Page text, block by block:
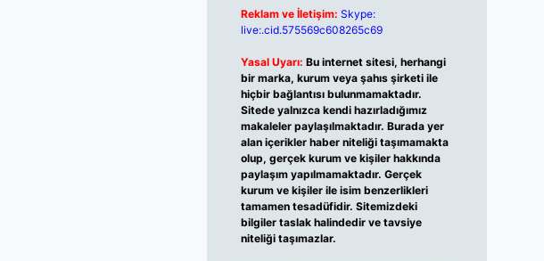
Reklam ve İletişim: Skype:
live:.cid.575569c608265c69
Yasal Uyarı: Bu internet sitesi, herhangi
bir marka, kurum veya şahıs şirketi ile
hiçbir bağlantısı bulunmamaktadır.
Sitede yalnızca kendi hazırladığımız
makaleler paylaşılmaktadır. Burada yer
alan içerikler haber niteliği taşımamakta
olup, gerçek kurum ve kişiler hakkında
paylaşım yapılmamaktadır. Gerçek
kurum ve kişiler ile isim benzerlikleri
tamamen tesadüfidir. Sitemizdeki
bilgiler taslak halindedir ve tavsiye
niteliği taşımazlar.